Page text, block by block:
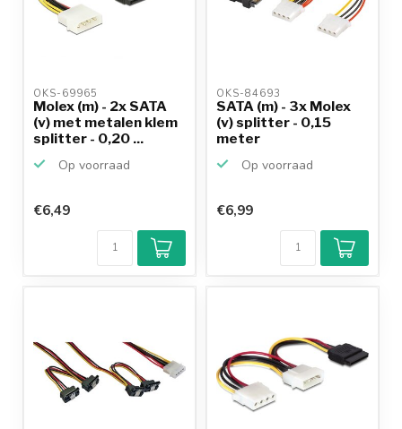
OKS-69965
Molex (m) - 2x SATA
(v) met metalen klem
splitter - 0,20 ...
Op voorraad
€6,49
OKS-84693
SATA (m) - 3x Molex
(v) splitter - 0,15
meter
Op voorraad
€6,99